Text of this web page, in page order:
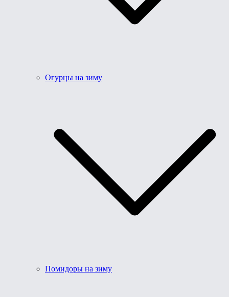
Огурцы на зиму
Помидоры на зиму